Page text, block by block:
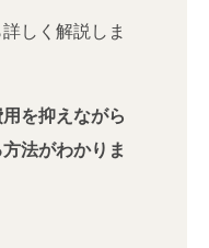
しく解説しま
を抑えながら
法がわかりま